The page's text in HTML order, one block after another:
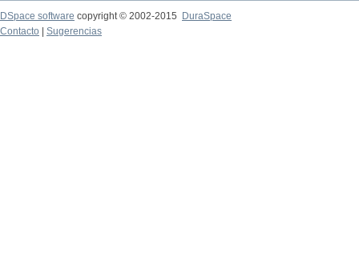
DSpace software copyright © 2002-2015
DuraSpace
Contacto
Sugerencias